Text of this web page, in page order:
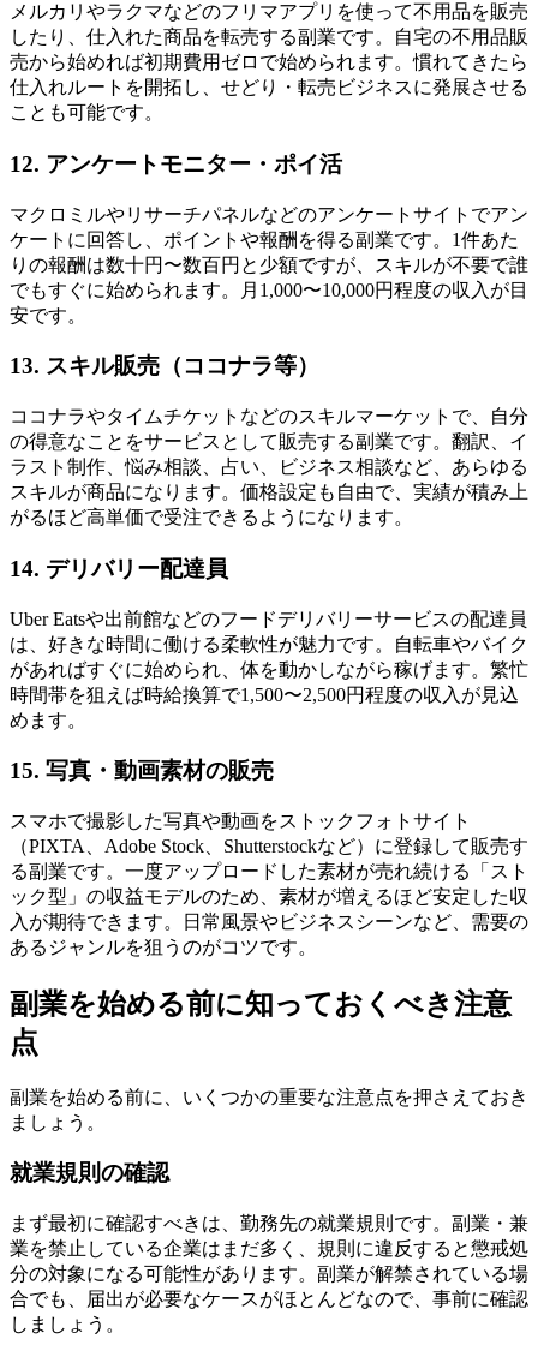
メルカリやラクマなどのフリマアプリを使って不用品を販売
したり、仕入れた商品を転売する副業です。自宅の不用品販
売から始めれば初期費用ゼロで始められます。慣れてきたら
仕入れルートを開拓し、せどり・転売ビジネスに発展させる
ことも可能です。
12. アンケートモニター・ポイ活
マクロミルやリサーチパネルなどのアンケートサイトでアン
ケートに回答し、ポイントや報酬を得る副業です。1件あた
りの報酬は数十円〜数百円と少額ですが、スキルが不要で誰
でもすぐに始められます。月1,000〜10,000円程度の収入が目
安です。
13. スキル販売（ココナラ等）
ココナラやタイムチケットなどのスキルマーケットで、自分
の得意なことをサービスとして販売する副業です。翻訳、イ
ラスト制作、悩み相談、占い、ビジネス相談など、あらゆる
スキルが商品になります。価格設定も自由で、実績が積み上
がるほど高単価で受注できるようになります。
14. デリバリー配達員
Uber Eatsや出前館などのフードデリバリーサービスの配達員
は、好きな時間に働ける柔軟性が魅力です。自転車やバイク
があればすぐに始められ、体を動かしながら稼げます。繁忙
時間帯を狙えば時給換算で1,500〜2,500円程度の収入が見込
めます。
15. 写真・動画素材の販売
スマホで撮影した写真や動画をストックフォトサイト
（PIXTA、Adobe Stock、Shutterstockなど）に登録して販売す
る副業です。一度アップロードした素材が売れ続ける「スト
ック型」の収益モデルのため、素材が増えるほど安定した収
入が期待できます。日常風景やビジネスシーンなど、需要の
あるジャンルを狙うのがコツです。
副業を始める前に知っておくべき注意
点
副業を始める前に、いくつかの重要な注意点を押さえておき
ましょう。
就業規則の確認
まず最初に確認すべきは、勤務先の就業規則です。副業・兼
業を禁止している企業はまだ多く、規則に違反すると懲戒処
分の対象になる可能性があります。副業が解禁されている場
合でも、届出が必要なケースがほとんどなので、事前に確認
しましょう。